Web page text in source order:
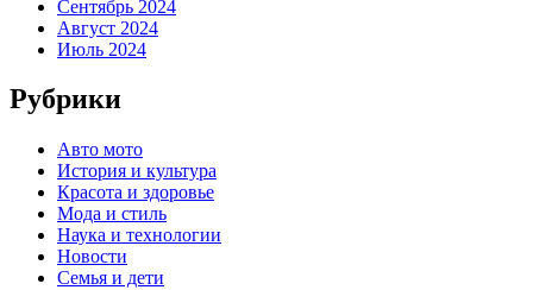
Сентябрь 2024
Август 2024
Июль 2024
Рубрики
Авто мото
История и культура
Красота и здоровье
Мода и стиль
Наука и технологии
Новости
Семья и дети